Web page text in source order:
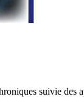
suivie des